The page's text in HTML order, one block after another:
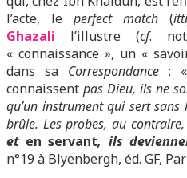
l’acte, le perfect match (
Ghazali l’illustre (cf.
« connaissance », un «
dans sa Correspondance:
connaissent pas Dieu, ils ne
qu’un instrument qui sert sans
brûle. Les probes, au
et en servant, ils
n°19 à Blyenbergh, éd. GF,